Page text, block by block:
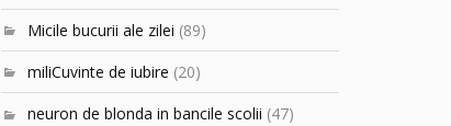
Micile bucurii ale zilei (89)
miliCuvinte de iubire (20)
neuron de blonda in bancile scolii (47)